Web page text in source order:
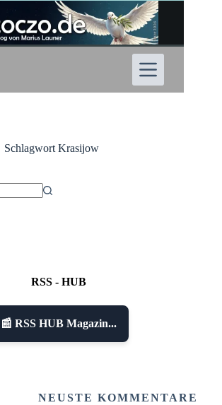
Schlagwort Krasijow
RSS - HUB
📰 RSS HUB Magazin...
NEUSTE KOMMENTARE